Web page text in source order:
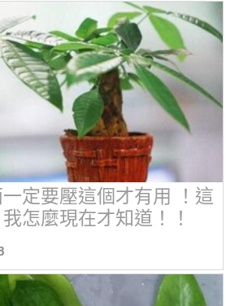
一定要壓這個才有用 ！這
怎麼現在才知道！！